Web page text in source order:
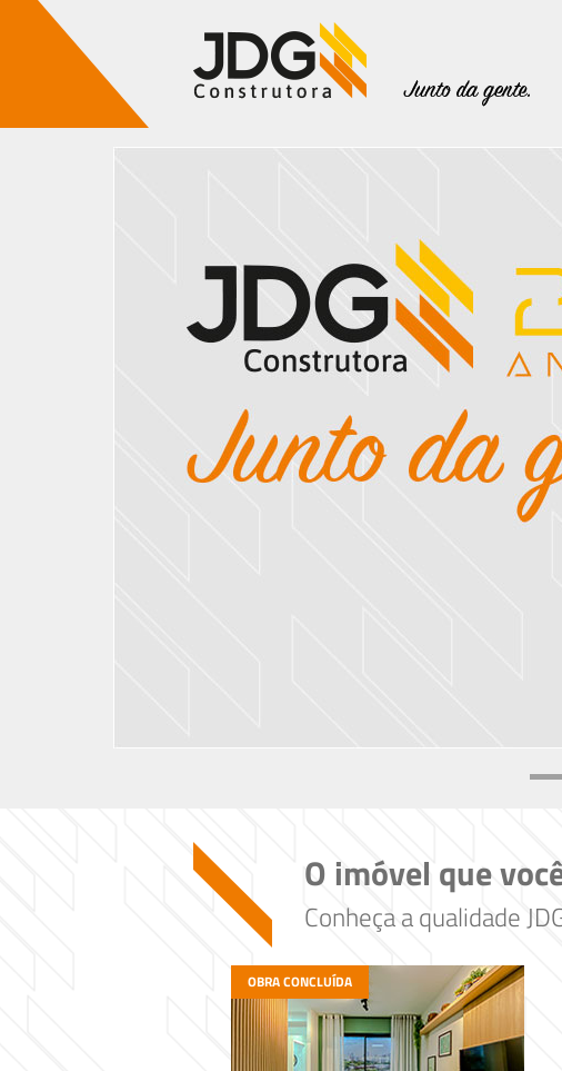
Imóveis
O imóvel que
Conheça a qualidade
OBRA CONCLUÍDA